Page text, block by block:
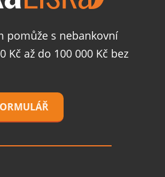
pomůže s nebankovní
Kč až do 100 000 Kč bez